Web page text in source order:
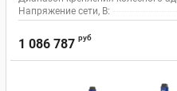
Напряжение сети, В:
1 086 787 руб